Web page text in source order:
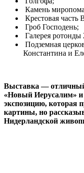
Камень
Крестовая часть
Гроб Господень;
Галерея
Подземная
Константина и
Выставка — отличный
«Новый Иерусалим» и
экспозицию, которая
картины, но
Нидерландской